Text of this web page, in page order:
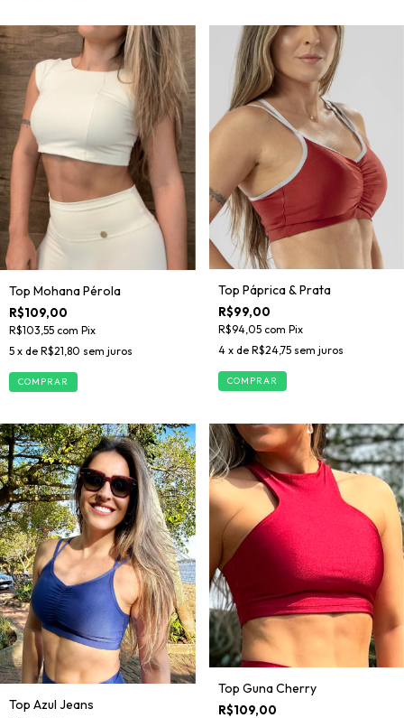
Top Mohana Pérola
R$109,00
R$103,55 com Pix
5 x de R$21,80 sem juros
COMPRAR
Top Páprica & Prata
R$99,00
R$94,05 com Pix
4 x de R$24,75 sem juros
COMPRAR
Top Azul Jeans
Top Guna Cherry
R$109,00